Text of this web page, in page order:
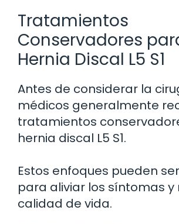
Tratamientos
Conservadores
Hernia Discal L5 S1
Antes de considerar la
médicos generalmente
tratamientos
hernia discal L5 S1.
Estos enfoques pueden
para aliviar los síntomas y
calidad de vida.